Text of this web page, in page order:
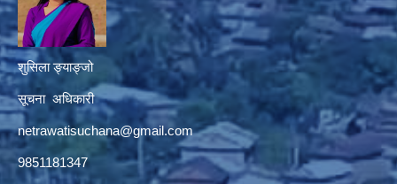
शुसिला ङ्याङ्जो
सूचना अधिकारी
netrawatisuchana@gmail.com
9851181347